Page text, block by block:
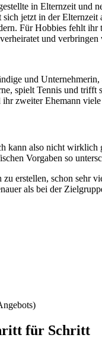
in Elternzeit und
jetzt in der
Für Hobbies fehlt ihr
und
und
spielt Tennis und
zweiter Ehemann
also nicht wirklich
Vorgaben so
erstellen, schon sehr
als bei der
für Schritt